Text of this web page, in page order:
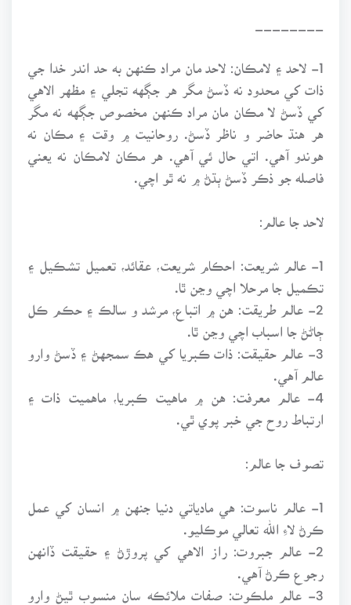
1- لاحد ۽ لامڪان: لاحد مان مراد ڪنهن به حد اندر خدا جي
ذات کي محدود نه ڏسڻ مگر هر جڳهه تجلي ۽ مظهر الاهي
کي ڏسڻ لا مڪان مان مراد ڪنهن مخصوص جڳهه نه مگر
هر هنڌ حاضر و ناظر ڏسڻ. روحانيت ۾ وقت ۽ مڪان نه
هوندو آهي. اتي حال ئي آهي. هر مڪان لامڪان نه يعني
فاصله جو ذڪر ڏسڻ ٻڌڻ ۾ نه ٿو اچي.
لاحد جا عالم:
1- عالم شريعت: احڪام شريعت، عقائد، تعميل تشڪيل ۽
تڪميل جا مرحلا اچي وڃن ٿا.
2- عالم طريقت: هن ۾ اتباع، مرشد و سالڪ ۽ حڪم ڪل
ڄاڻڻ جا اسباب اچي وڃن ٿا.
3- عالم حقيقت: ذات ڪبريا کي هڪ سمجهڻ ۽ ڏسڻ وارو
عالم آهي.
4- عالم معرفت: هن ۾ ماهيت ڪبريا، ماهميت ذات ۽
ارتباط روح جي خبر پوي ٿي.
تصوف جا عالم:
1- عالم ناسوت: هي مادياتي دنيا جنهن ۾ انسان کي عمل
ڪرڻ لاءِ الله تعالي موڪليو.
2- عالم جبروت: راز الاهي کي پروڙڻ ۽ حقيقت ڏانهن
رجوع ڪرڻ آهي.
3- عالم ملڪوت: صفات ملائڪه سان منسوب ٿيڻ وارو